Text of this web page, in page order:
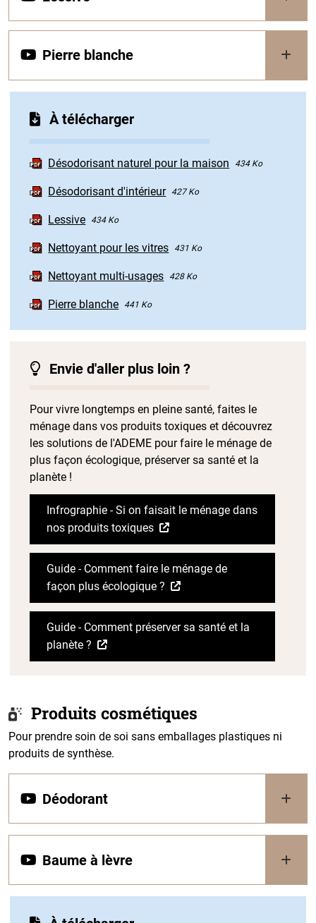
Pierre blanche
À télécharger
Désodorisant naturel pour la maison 434 Ko
Désodorisant d'intérieur 427 Ko
Lessive 434 Ko
Nettoyant pour les vitres 431 Ko
Nettoyant multi-usages 428 Ko
Pierre blanche 441 Ko
Envie d'aller plus loin ?
Pour vivre longtemps en pleine santé, faites le
ménage dans vos produits toxiques et découvrez
les solutions de l'ADEME pour faire le ménage de
plus façon écologique, préserver sa santé et la
planète !
Infrographie - Si on faisait le ménage dans
nos produits toxiques
Guide - Comment faire le ménage de
façon plus écologique ?
Guide - Comment préserver sa santé et la
planète ?
Produits cosmétiques
Pour prendre soin de soi sans emballages plastiques ni
produits de synthèse.
Déodorant
Baume à lèvre